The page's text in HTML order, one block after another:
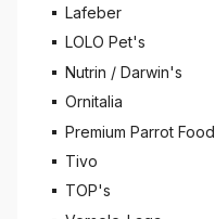
Lafeber
LOLO Pet's
Nutrin / Darwin's
Ornitalia
Premium Parrot Food
Tivo
TOP's